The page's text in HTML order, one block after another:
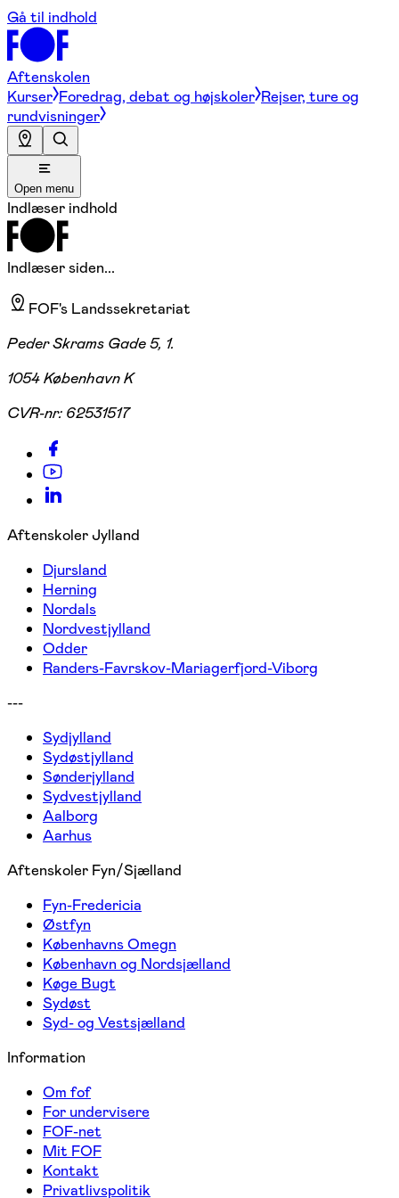
Gå til indhold
Aftenskolen
Kurser Foredrag, debat og højskoler Rejser, ture og
rundvisninger
Open menu
Indlæser indhold
Indlæser siden...
FOF's Landssekretariat
Peder Skrams Gade 5, 1.
1054 København K
CVR-nr: 62531517
Aftenskoler Jylland
Djursland
Herning
Nordals
Nordvestjylland
Odder
Randers-Favrskov-Mariagerfjord-Viborg
---
Sydjylland
Sydøstjylland
Sønderjylland
Sydvestjylland
Aalborg
Aarhus
Aftenskoler Fyn/Sjælland
Fyn-Fredericia
Østfyn
Københavns Omegn
København og Nordsjælland
Køge Bugt
Sydøst
Syd- og Vestsjælland
Information
Om fof
For undervisere
FOF-net
Mit FOF
Kontakt
Privatlivspolitik